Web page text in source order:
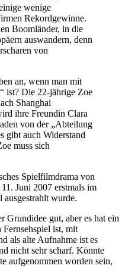
wenige
Rekordgewinne.
Boomländer, in die
auswandern, denn
von
an, wenn man mit
ist? Die 22-jährige Zoe
Shanghai
ihre Freundin Clara
von der „Abteilung
gibt auch Widerstand
muss sich
Spielfilmdrama von
Juni 2007 erstmals im
wurde.
Grundidee gut, aber es hat ein
Fernsehspiel ist, mit
als alte Aufnahme ist es
nicht sehr scharf. Könnte
aufgenommen worden sein,